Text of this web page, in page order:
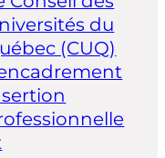
du
(CUQ)